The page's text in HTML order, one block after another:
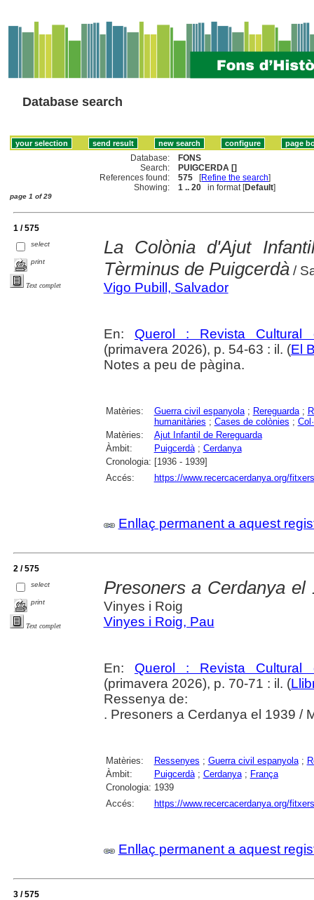
Database search
Database:
FONS
Search:
PUIGCERDA []
References found:
575 [Refine the search]
Showing:
1 .. 20 in format [Default]
page 1 of 29
1 / 575
select
print
Text complet
La Colònia d'Ajut
Tèrminus de Puigcerdà/
Vigo Pubill, Salvador
En: Querol : Revista Cultural
(primavera 2026), p. 54-63 : il. (El
Notes a peu de pàgina.
Matèries: Guerra civil espanyola; Rereguarda;
humanitàries ; Cases de colònies ;
Matèries:
Ajut Infantil de Rereguarda
Àmbit:
Puigcerdà; Cerdanya
Cronologia: [1936 - 1939]
Accés:
https://www.recercacerdanya.org/
Enllaç permanent a aquest
2 / 575
select
print
Text complet
Presoners a Cerdanya
Vinyes i Roig
Vinyes i Roig, Pau
En: Querol : Revista Cultural
(primavera 2026), p. 70-71 : il. (
Ressenya de:
. Presoners a Cerdanya el 1939 /
Matèries: Ressenyes ; Guerra civil espanyola;
Àmbit:
Puigcerdà; Cerdanya; França
Cronologia: 1939
Accés:
https://www.recercacerdanya.org/
Enllaç permanent a aquest
3 / 575